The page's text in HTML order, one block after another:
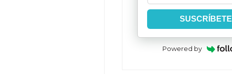
SUSCRÍBETE
Powered by